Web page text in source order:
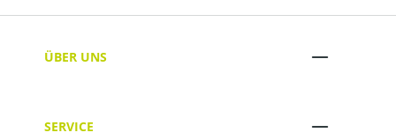
ÜBER UNS
SERVICE